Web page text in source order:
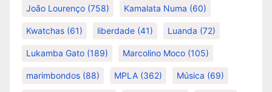
João Lourenço (758) Kamalata Numa (60)
Kwatchas (61) liberdade (41) Luanda (72)
Lukamba Gato (189) Marcolino Moco (105)
marimbondos (88) MPLA (362) Música (69)